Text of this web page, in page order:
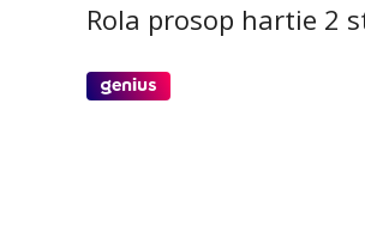
Rola prosop hartie 2